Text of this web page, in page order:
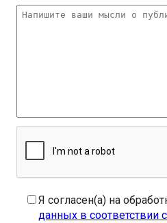
Я согласен(а) на
данных в соответствии